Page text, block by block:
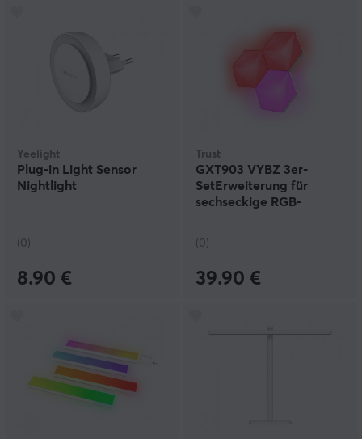
Yeelight
Plug-in Light Sensor
Nightlight
(0)
8.90 €
Trust
GXT903 VYBZ 3er-
SetErweiterung für
sechseckige RGB-
(0)
39.90 €